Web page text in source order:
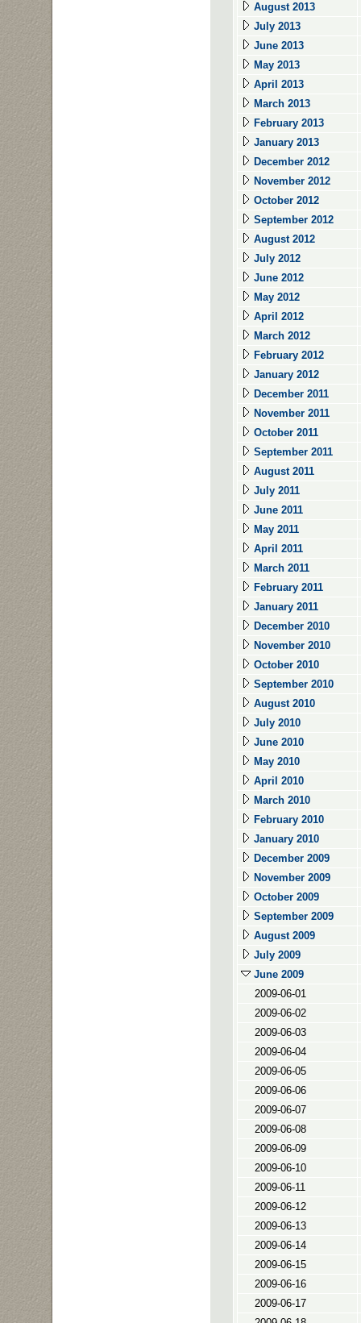
August 2013
July 2013
June 2013
May 2013
April 2013
March 2013
February 2013
January 2013
December 2012
November 2012
October 2012
September 2012
August 2012
July 2012
June 2012
May 2012
April 2012
March 2012
February 2012
January 2012
December 2011
November 2011
October 2011
September 2011
August 2011
July 2011
June 2011
May 2011
April 2011
March 2011
February 2011
January 2011
December 2010
November 2010
October 2010
September 2010
August 2010
July 2010
June 2010
May 2010
April 2010
March 2010
February 2010
January 2010
December 2009
November 2009
October 2009
September 2009
August 2009
July 2009
June 2009
2009-06-01
2009-06-02
2009-06-03
2009-06-04
2009-06-05
2009-06-06
2009-06-07
2009-06-08
2009-06-09
2009-06-10
2009-06-11
2009-06-12
2009-06-13
2009-06-14
2009-06-15
2009-06-16
2009-06-17